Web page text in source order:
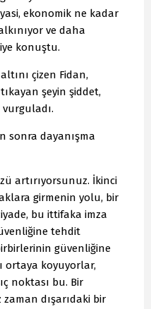
ekonomik ne kadar
ve daha
konuştu.
çizen Fidan,
şeyin şiddet,
sonra dayanışma
artırıyorsunuz. İkinci
girmenin yolu, bir
bu ittifaka imza
tehdit
güvenliğine
ortaya koyuyorlar,
noktası bu. Bir
dışarıdaki bir